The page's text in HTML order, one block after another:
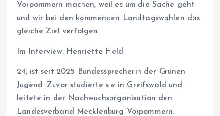
Vorpommern machen, weil es um die Sache geht
und wir bei den kommenden Landtagswahlen das
gleiche Ziel verfolgen.
Im Interview: Henriette Held
24, ist seit 2025 Bundessprecherin der Grünen
Jugend. Zuvor studierte sie in Greifswald und
leitete in der Nachwuchsorganisation den
Landesverband Mecklenburg-Vorpommern.